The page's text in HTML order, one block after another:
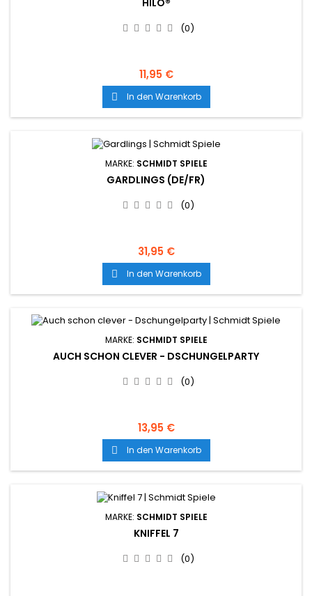
HILO®
(0)
11,95 €
 In den Warenkorb
MARKE: SCHMIDT SPIELE
GARDLINGS (DE/FR)
(0)
31,95 €
 In den Warenkorb
MARKE: SCHMIDT SPIELE
AUCH SCHON CLEVER - DSCHUNGELPARTY
(0)
13,95 €
 In den Warenkorb
MARKE: SCHMIDT SPIELE
KNIFFEL 7
(0)